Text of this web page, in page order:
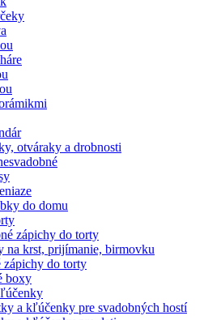
otváraky a drobnosti
do domu
zápichy do torty
na krst, prijímanie, birmovku
zápichy do torty
boxy
a kľúčenky pre svadobných hostí